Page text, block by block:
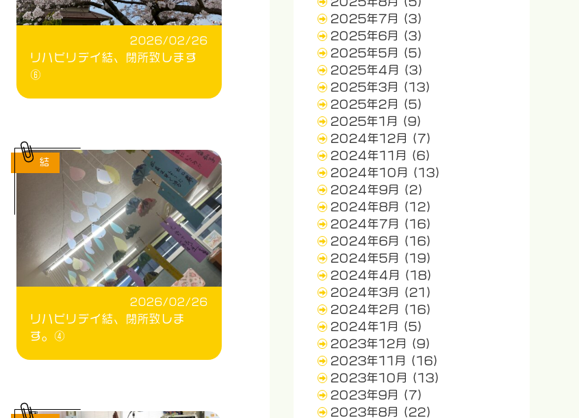
2026/02/26
リハビリデイ結、閉所致します
⑥
2026/02/26
リハビリデイ結、閉所致しま
す。④
結
2025年7月
(3)
2025年6月
(3)
2025年5月
(5)
2025年4月
(3)
2025年3月
(13)
2025年2月
(5)
2025年1月
(9)
2024年12月
(7)
2024年11月
(6)
2024年10月
(13)
2024年9月
(2)
2024年8月
(12)
2024年7月
(16)
2024年6月
(16)
2024年5月
(19)
2024年4月
(18)
2024年3月
(21)
2024年2月
(16)
2024年1月
(5)
2023年12月
(9)
2023年11月
(16)
2023年10月
(13)
2023年9月
(7)
2023年8月
(22)